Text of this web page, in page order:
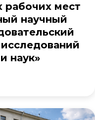
рабочих мест
научный
наук»